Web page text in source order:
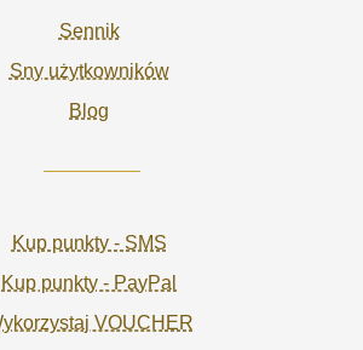
Sennik
Sny użytkowników
Blog
Kup punkty - SMS
Kup punkty - PayPal
VOUCHER